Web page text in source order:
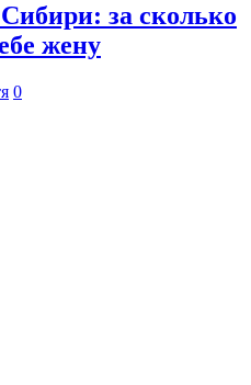
за сколько
жену
0